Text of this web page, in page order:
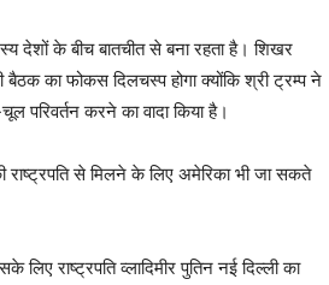
देशों के बीच बातचीत से बना रहता है। शिखर
का फोकस दिलचस्प होगा क्योंकि श्री ट्रम्प ने
परिवर्तन करने का वादा किया है।
राष्ट्रपति से मिलने के लिए अमेरिका भी जा सकते
राष्ट्रपति व्लादिमीर पुतिन नई दिल्ली का